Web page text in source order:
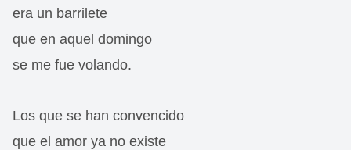
era un barrilete
que en aquel domingo
se me fue volando.
Los que se han convencido
que el amor ya no existe